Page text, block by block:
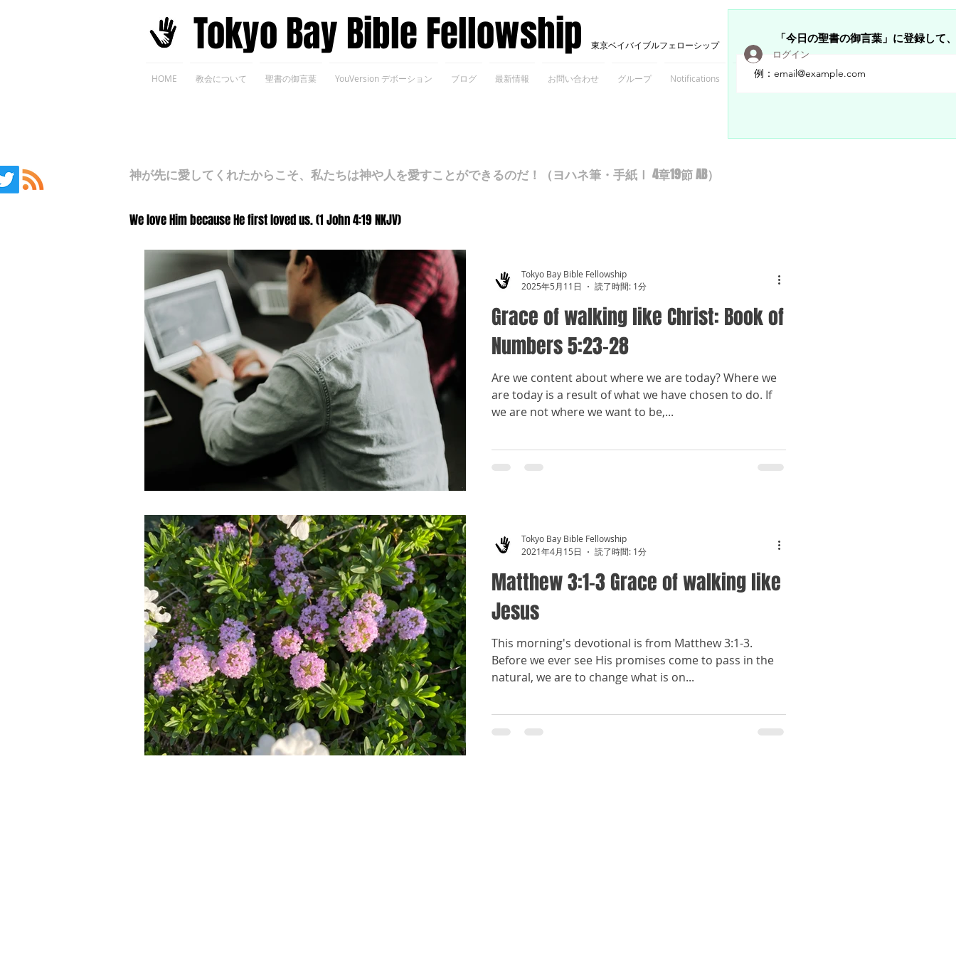
​Tokyo Bay Bible Fellowship 東京ベイバイブルフェローシップ
HOME 教会について 聖書の御言葉 YouVersion デボーション ブログ 最新情報 お問い合わせ グループ Notifications Members
「今日の聖書の御言葉」に登録して
ログイン
神が先に愛してくれたからこそ、私たちは神や人を愛すことができるのだ！（ヨハネ筆・手紙Ⅰ 4章19節 AB）
We love Him because He first loved us. (1 John 4:19 NKJV)
Grace of walking like Christ: Book of
Numbers 5:23-28
Are we content about where we are today? Where we
are today is a result of what we have chosen to do. If
we are not where we want to be,...
Tokyo Bay Bible Fellowship
2025年5月11日
読了時間: 1分
Matthew 3:1-3 Grace of walking like
Jesus
This morning's devotional is from Matthew 3:1-3.
Before we ever see His promises come to pass in the
natural, we are to change what is on...
Tokyo Bay Bible Fellowship
2021年4月15日
読了時間: 1分